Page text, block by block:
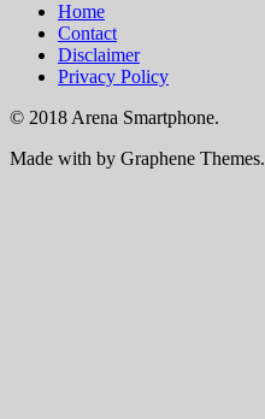
Home
Contact
Disclaimer
Privacy Policy
© 2018 Arena Smartphone.
Made with by Graphene Themes.